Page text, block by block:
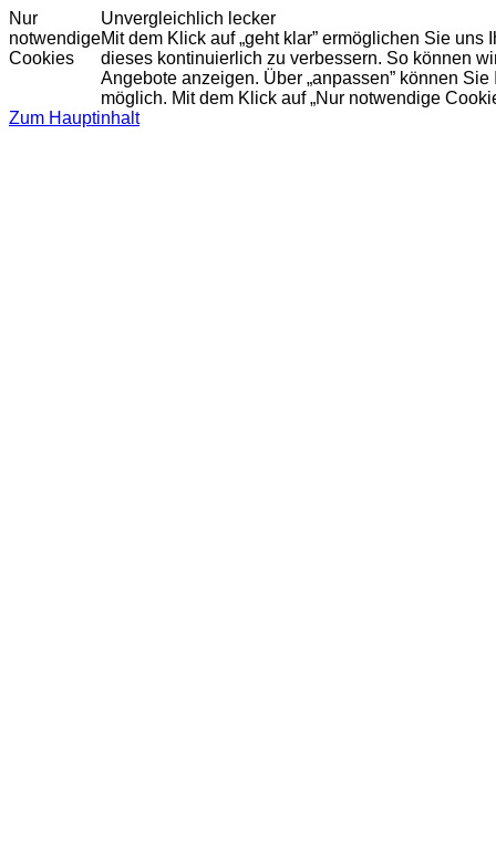
Nur
notwendige
Cookies
Unvergleichlich lecker
Mit dem Klick auf „geht klar” ermöglichen Sie
dieses kontinuierlich zu verbessern. So können
Angebote anzeigen. Über „anpassen” können
möglich. Mit dem Klick auf „Nur notwendige
Zum Hauptinhalt